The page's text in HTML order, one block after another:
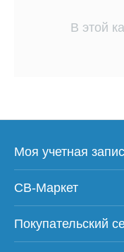
В этой
Моя учетная
СВ-Маркет
Покупательский